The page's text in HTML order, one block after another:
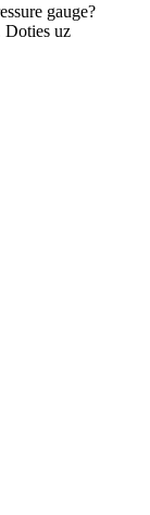
gauge?
Doties uz